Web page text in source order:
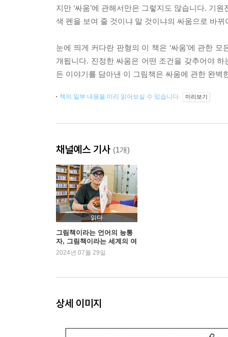
지만 ‘싸움’에 관해서만은 그렇지도 않습니다. 기
색 펜을 보여 줄 것이냐 말 것이냐의 싸움으로 바뀌
눈에 띄게 커다란 판형의 이 책은 ‘싸움’에 관한
개됩니다. 진정한 싸움은 어떤 조건을 갖추어야
든 이야기를 담아낸 이 그림책은 싸움에 관한 완벽
책의 일부 내용을 미리 읽어보실 수 있습니다. 미리보기
채널예스 기사 (1개)
읽다
그림책이라는 언어의 능통
자, 그림책이라는 세계의 여
행자
2024년 07월 29일
상세 이미지